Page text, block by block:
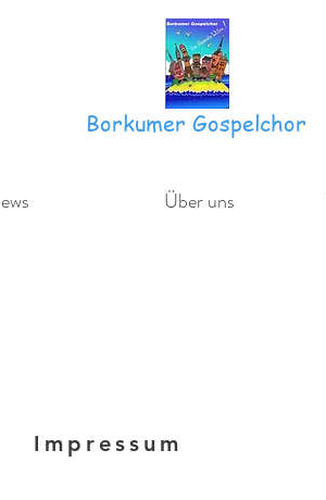
Borkumer Gospelchor
Über uns
Impressum